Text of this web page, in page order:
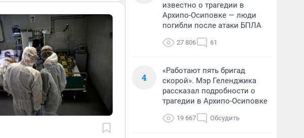
известно о трагедии в
Архипо-Осиповке — люди
погибли после атаки БПЛА
27 806 61
4
«Работают пять бригад
скорой». Мэр Геленджика
рассказал подробности о
трагедии в Архипо-Осиповке
19 667 Обсудить